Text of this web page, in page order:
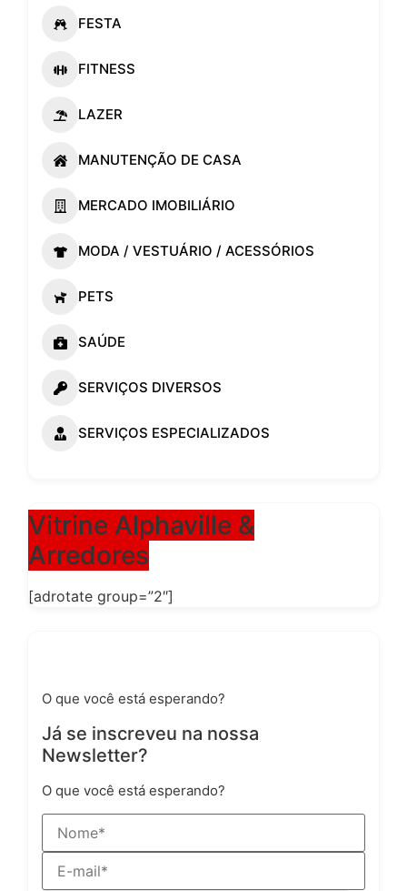
FESTA
FITNESS
LAZER
MANUTENÇÃO DE CASA
MERCADO IMOBILIÁRIO
MODA / VESTUÁRIO / ACESSÓRIOS
PETS
SAÚDE
SERVIÇOS DIVERSOS
SERVIÇOS ESPECIALIZADOS
Vitrine Alphaville &
Arredores
[adrotate group=”2″]
O que você está esperando?
Já se inscreveu na nossa
Newsletter?
O que você está esperando?